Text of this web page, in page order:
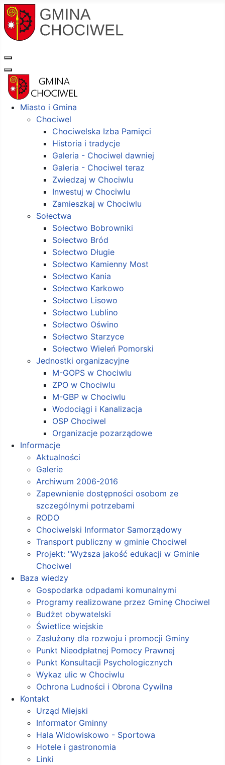
Miasto i Gmina
Chociwel
Chociwelska Izba Pamięci
Historia i tradycje
Galeria - Chociwel dawniej
Galeria - Chociwel teraz
Zwiedzaj w Chociwlu
Inwestuj w Chociwlu
Zamieszkaj w Chociwlu
Sołectwa
Sołectwo Bobrowniki
Sołectwo Bród
Sołectwo Długie
Sołectwo Kamienny Most
Sołectwo Kania
Sołectwo Karkowo
Sołectwo Lisowo
Sołectwo Lublino
Sołectwo Oświno
Sołectwo Starzyce
Sołectwo Wieleń Pomorski
Jednostki organizacyjne
M-GOPS w Chociwlu
ZPO w Chociwlu
M-GBP w Chociwlu
Wodociągi i Kanalizacja
OSP Chociwel
Organizacje pozarządowe
Informacje
Aktualności
Galerie
Archiwum 2006-2016
Zapewnienie dostępności osobom ze
szczególnymi potrzebami
RODO
Chociwelski Informator Samorządowy
Transport publiczny w gminie Chociwel
Projekt: "Wyższa jakość edukacji w Gminie
Chociwel
Baza wiedzy
Gospodarka odpadami komunalnymi
Programy realizowane przez Gminę Chociwel
Budżet obywatelski
Świetlice wiejskie
Zasłużony dla rozwoju i promocji Gminy
Punkt Nieodpłatnej Pomocy Prawnej
Punkt Konsultacji Psychologicznych
Wykaz ulic w Chociwlu
Ochrona Ludności i Obrona Cywilna
Kontakt
Urząd Miejski
Informator Gminny
Hala Widowiskowo - Sportowa
Hotele i gastronomia
Linki